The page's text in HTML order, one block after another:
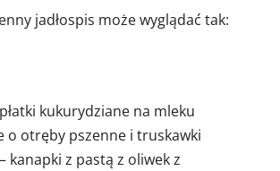
jadłospis może wyglądać tak:
kukurydziane na mleku
o otręby pszenne i truskawki
kanapki z pastą z oliwek z